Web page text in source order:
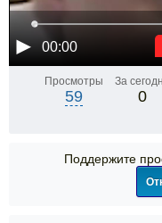
00:00
Просмотры
59
За
0
Поддержите